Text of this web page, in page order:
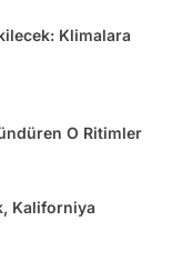
Klimalara
O Ritimler
Kaliforniya